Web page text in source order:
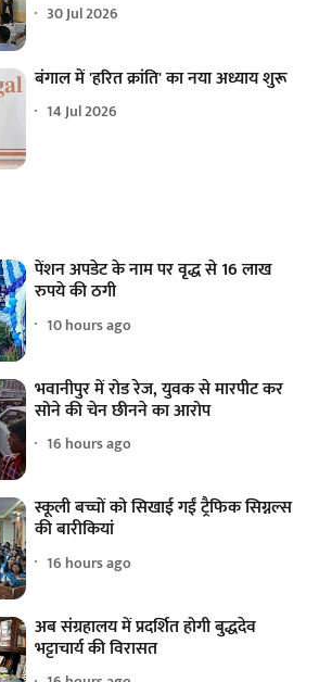
30 Jul 2026
बंगाल में 'हरित क्रांति' का नया अध्याय शुरू
14 Jul 2026
पेंशन अपडेट के नाम पर वृद्ध से 16 लाख
रुपये की ठगी
10 hours ago
भवानीपुर में रोड रेज, युवक से मारपीट कर
सोने की चेन छीनने का आरोप
16 hours ago
स्कूली बच्चों को सिखाई गईं ट्रैफिक सिग्नल्स
की बारीकियां
16 hours ago
अब संग्रहालय में प्रदर्शित होगी बुद्धदेव
भट्टाचार्य की विरासत